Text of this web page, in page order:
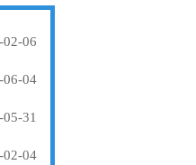
02-06
06-04
31
02-04